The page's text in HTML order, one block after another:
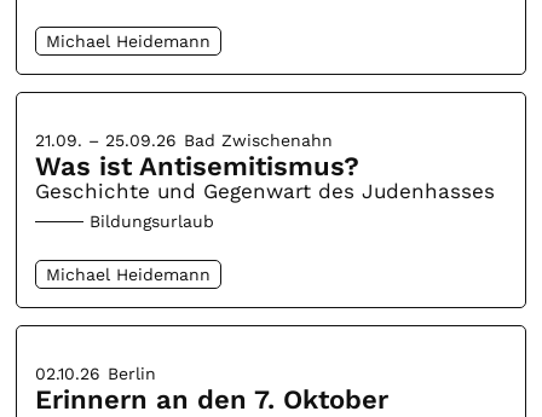
Michael Heidemann
21.09. – 25.09.26 Bad Zwischenahn
Was ist Antisemitismus?
Geschichte und Gegenwart des Judenhasses
Bildungsurlaub
Michael Heidemann
02.10.26 Berlin
Erinnern an den 7. Oktober